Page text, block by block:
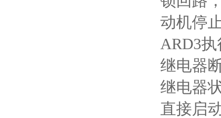
动机停
ARD3
继电器
继电器
直接启